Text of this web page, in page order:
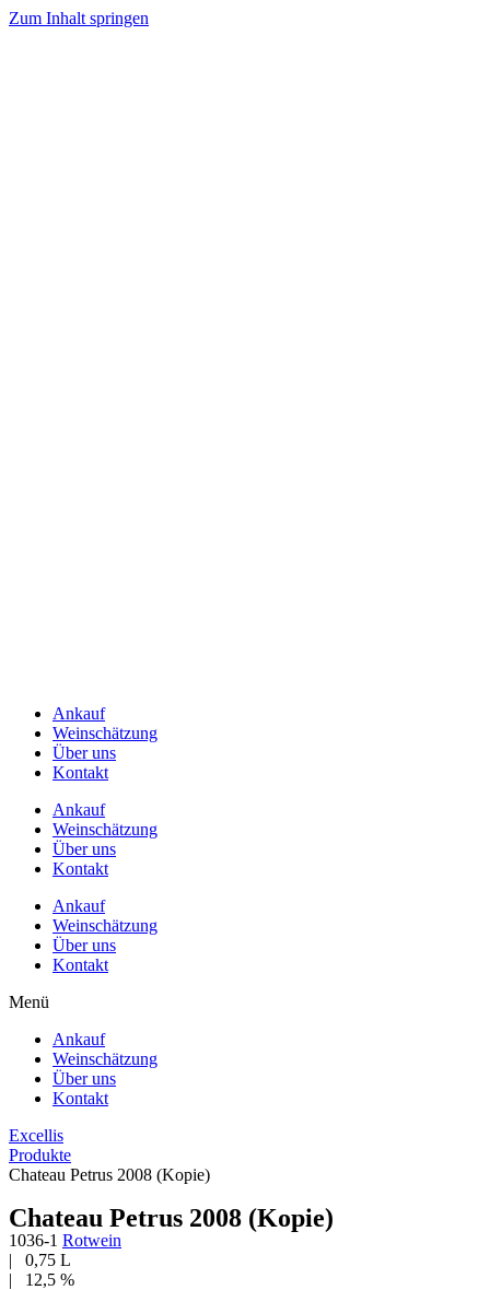
Zum Inhalt springen
Ankauf
Weinschätzung
Über uns
Kontakt
Ankauf
Weinschätzung
Über uns
Kontakt
Ankauf
Weinschätzung
Über uns
Kontakt
Menü
Ankauf
Weinschätzung
Über uns
Kontakt
Excellis
Produkte
Chateau Petrus 2008 (Kopie)
Chateau Petrus 2008 (Kopie)
1036-1 Rotwein
| 0,75 L
| 12,5 %